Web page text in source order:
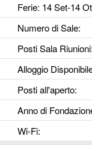
Ferie: 14 Set-14
Numero di Sale:
Posti Sala Riunioni:
Alloggio
Posti all'aperto:
Anno di
Wi-Fi: